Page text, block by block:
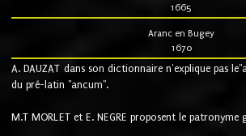
1665
Aranc en Bugey
1670
A. DAUZAT dans son dictionnaire n'explique pas
du pré-latin "ancum".
M.T MORLET et E. NEGRE proposent le patronyme